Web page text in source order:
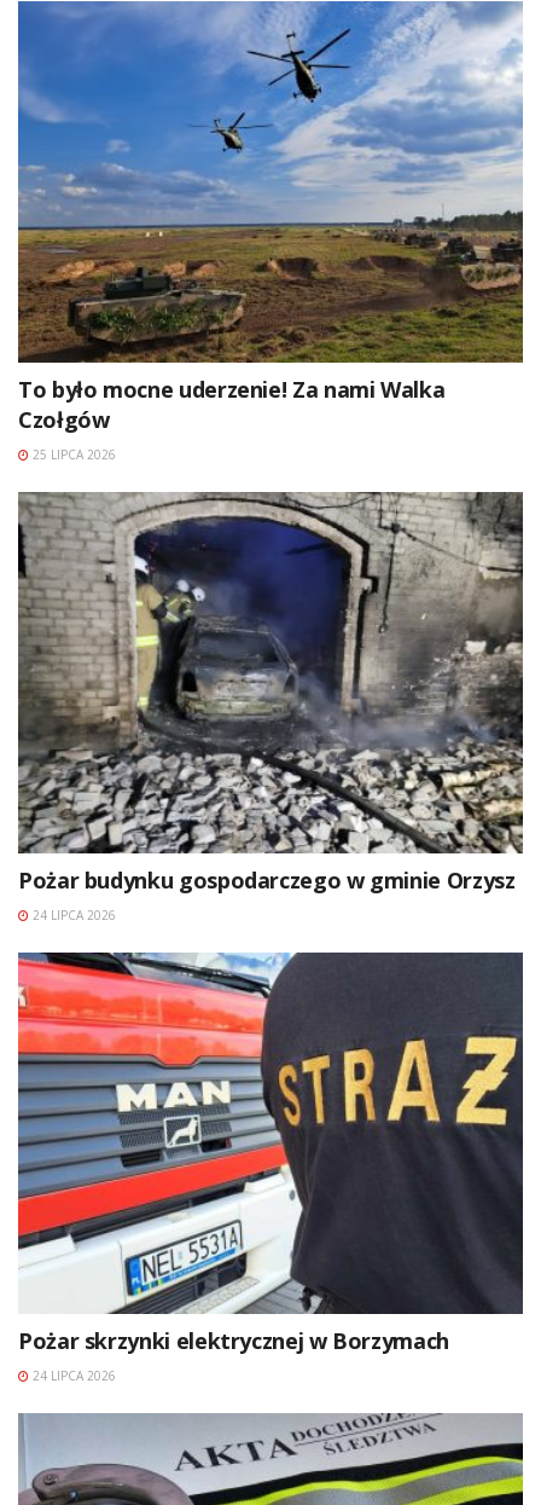
To było mocne uderzenie! Za nami Walka
Czołgów
25 LIPCA 2026
Pożar budynku gospodarczego w gminie Orzysz
24 LIPCA 2026
Pożar skrzynki elektrycznej w Borzymach
24 LIPCA 2026